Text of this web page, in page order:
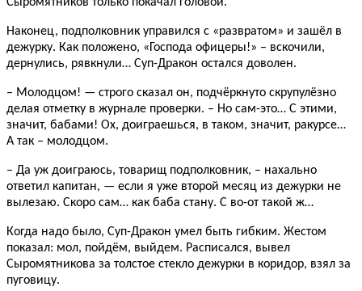
Наконец, подполковник управился с «развратом» и зашёл в
дежурку. Как положено, «Господа офицеры!» – вскочили,
дернулись, рявкнули… Суп-Дракон остался доволен.
– Молодцом! — строго сказал он, подчёркнуто скрупулёзно
делая отметку в журнале проверки. – Но сам-это… С этими,
значит, бабами! Ох, доиграешься, в таком, значит, ракурсе…
А так – молодцом.
– Да уж доиграюсь, товарищ подполковник, – нахально
ответил капитан, — если я уже второй месяц из дежурки не
вылезаю. Скоро сам… как баба стану. С во-от такой ж…
Когда надо было, Суп-Дракон умел быть гибким. Жестом
показал: мол, пойдём, выйдем. Расписался, вывел
Сыромятникова за толстое стекло дежурки в коридор, взял за
пуговицу.